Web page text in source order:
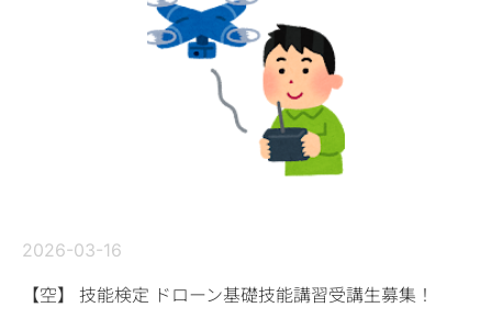
2026-03-16
【空】 技能検定 ドローン基礎技能講習受講生募集！